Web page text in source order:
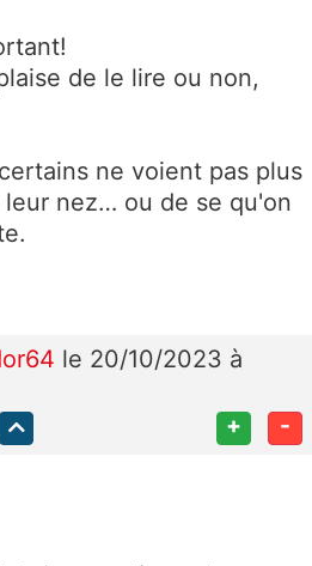
de le lire ou non,
ne voient pas plus
nez… ou de se qu'on
le 20/10/2023 à
+ -